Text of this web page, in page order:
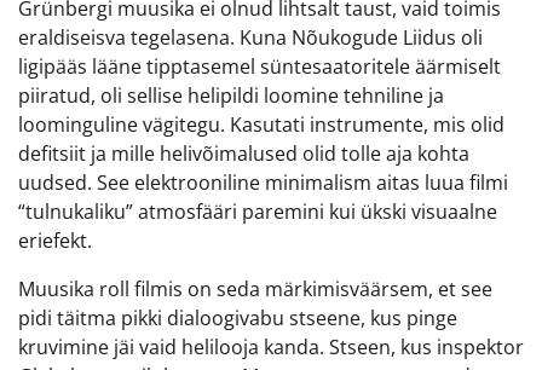
Grünbergi muusika ei olnud lihtsalt taust, vaid toimis
eraldiseisva tegelasena. Kuna Nõukogude Liidus oli
ligipääs lääne tipptasemel süntesaatoritele äärmiselt
piiratud, oli sellise helipildi loomine tehniline ja
loominguline vägitegu. Kasutati instrumente, mis olid
defitsiit ja mille helivõimalused olid tolle aja kohta
uudsed. See elektrooniline minimalism aitas luua filmi
“tulnukaliku” atmosfääri paremini kui ükski visuaalne
eriefekt.
Muusika roll filmis on seda märkimisväärsem, et see
pidi täitma pikki dialoogivabu stseene, kus pinge
kruvimine jäi vaid helilooja kanda. Stseen, kus inspektor